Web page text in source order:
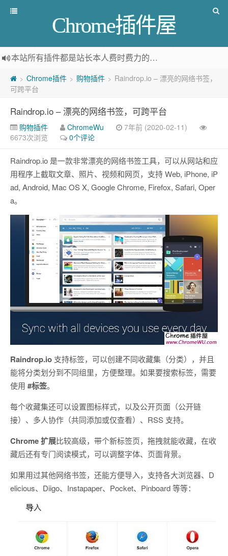
Chrome插件屋
本站所有插件都是站长本人费时费力的人工筛选推荐
> Chrome插件 > 购物插件 > Raindrop.io – 漂亮的网络书签，
可跨平台
Raindrop.io – 漂亮的网络书签，可跨平台
购物插件 ChromeWu
7年前 (2020-02-11)
6673次浏览
0个评论
Raindrop.io 是一款非常漂亮的网络书签工具，可以从网站和应
用程序上截取文章、照片、视频和网页，支持 Web, iPhone, iP
ad, Android, Mac OS X, Google Chrome, Firefox, Safari, Oper
a。
Raindrop.io 支持标签，可以创建不同收藏集（分类），并且
能将分类划分到不同组里，方便整理。如果要搜索标签，需要
使用 #标签。
每个收藏集还可以设置图标样式，以及公开页面（公开链
接）、多人协作（共同添加或仅查看）、RSS 支持。
Chrome 扩展比较高级，带个新标签页，拖拽就能收藏，在收
藏后还有专门阅读模式，可以调整字体、页面背景。
如果用过其他网络书签，还能方便导入，支持各大浏览器、D
elicious、Diigo、Instapaper、Pocket、Pinboard 等等：